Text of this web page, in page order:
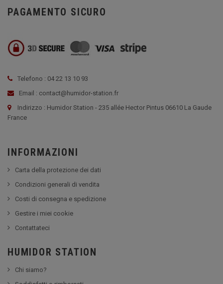
PAGAMENTO SICURO
Telefono : 04 22 13 10 93
Email : contact@humidor-station.fr
Indirizzo : Humidor Station - 235 allée Hector Pintus 06610 La Gaude
France
INFORMAZIONI
Carta della protezione dei dati
Condizioni generali di vendita
Costi di consegna e spedizione
Gestire i miei cookie
Contattateci
HUMIDOR STATION
Chi siamo?